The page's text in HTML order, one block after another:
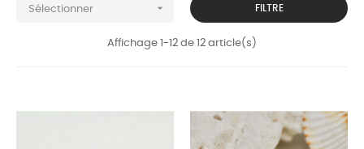
Sélectionner  FILTRE
Affichage 1-12 de 12 article(s)